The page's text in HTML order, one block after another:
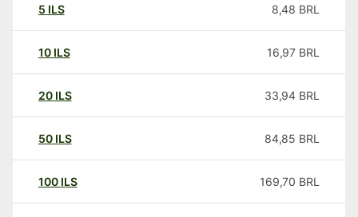
5 ILS 8,48 BRL
10 ILS 16,97 BRL
20 ILS 33,94 BRL
50 ILS 84,85 BRL
100 ILS 169,70 BRL